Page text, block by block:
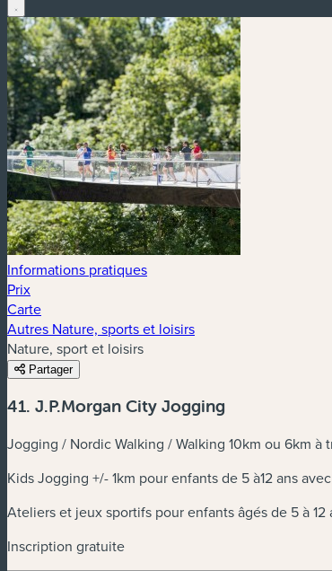
Informations pratiques
Prix
Carte
Autres Nature, sports et loisirs
Nature, sport et loisirs
Partager
41. J.P.Morgan City Jogging
Jogging / Nordic Walking / Walking 10km ou 6km à
Kids Jogging +/- 1km pour enfants de 5 à12 ans
Ateliers et jeux sportifs pour enfants âgés de 5 à 12
Inscription gratuite